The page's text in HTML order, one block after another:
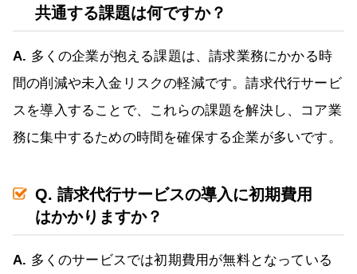
共通する課題は何ですか？
A. 多くの企業が抱える課題は、請求業務にかかる時
間の削減や未入金リスクの軽減です。請求代行サービ
スを導入することで、これらの課題を解決し、コア業
務に集中するための時間を確保する企業が多いです。
Q. 請求代行サービスの導入に初期費用
はかかりますか？
A. 多くのサービスでは初期費用が無料となっている